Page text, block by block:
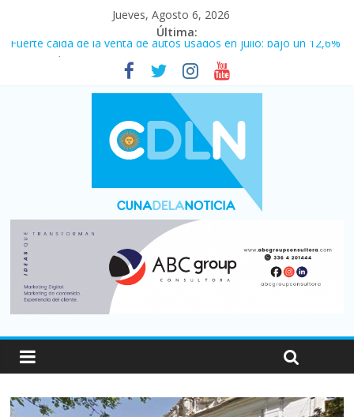
Jueves, Agosto 6, 2026
Última:
Fuerte caída de la venta de autos usados en julio: bajó un 12,6%
Central venció 1 a 0 al River de Coudet en el Monumental
La morosidad alcanzó su nivel más alto en dos décadas y ya
afecta a 400 mil deudores en Santa Fe
Desde que asumió Milei cerraron 41.000 kioscos: el sector
denuncia crisis como en 2001
Vacaciones de invierno con más movimiento y consumo
turístico: 4,6 millones de personas viajaron por el país, un 5,9%